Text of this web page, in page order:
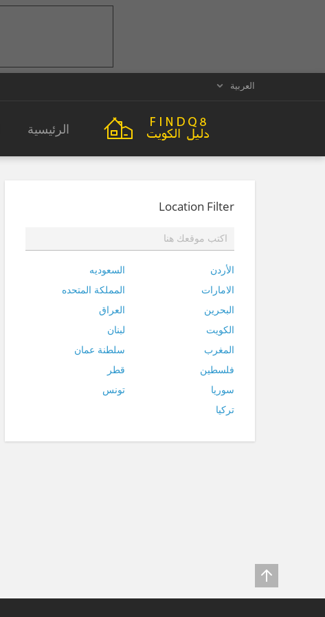
العربية
الرئيسية
Location Filter
الأردن
السعوديه
الامارات
المملكة المتحده
البحرين
العراق
الكويت
لبنان
المغرب
سلطنة عمان
فلسطين
قطر
سوريا
تونس
تركيا